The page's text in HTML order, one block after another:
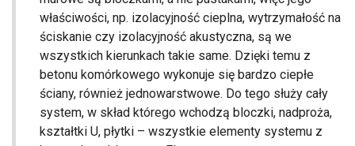
właściwości, np. izolacyjność cieplna, wytrzymałość na
ściskanie czy izolacyjność akustyczna, są we
wszystkich kierunkach takie same. Dzięki temu z
betonu komórkowego wykonuje się bardzo ciepłe
ściany, również jednowarstwowe. Do tego służy cały
system, w skład którego wchodzą bloczki, nadproża,
kształtki U, płytki – wszystkie elementy systemu z